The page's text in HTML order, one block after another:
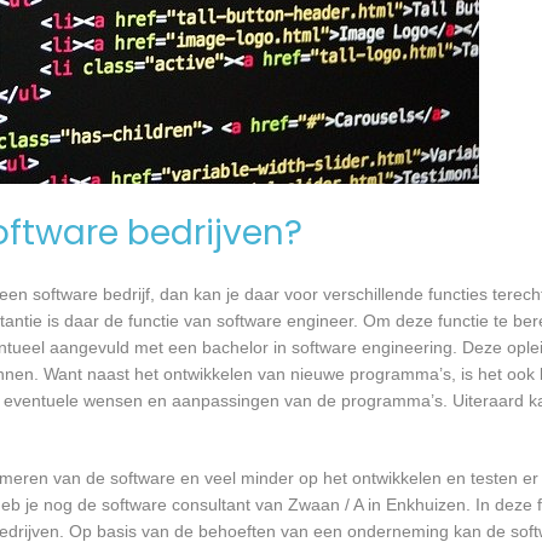
bedrijven?
software bedrijf, dan kan je daar voor verschillende functies
is daar de functie van software engineer. Om deze functie te
aangevuld met een bachelor in software engineering. Deze
Want naast het ontwikkelen van nieuwe programma’s, is het ook
wensen en aanpassingen van de programma’s. Uiteraard
van de software en veel minder op het ontwikkelen en testen
je nog de software consultant van Zwaan / A in Enkhuizen. In deze
Op basis van de behoeften van een onderneming kan de